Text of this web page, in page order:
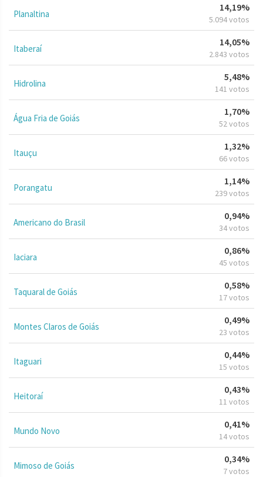
Planaltina
14,19%
5.094 votos
Itaberaí
14,05%
2.843 votos
Hidrolina
5,48%
141 votos
Água Fria de Goiás
1,70%
52 votos
Itauçu
1,32%
66 votos
Porangatu
1,14%
239 votos
Americano do Brasil
0,94%
34 votos
Iaciara
0,86%
45 votos
Taquaral de Goiás
0,58%
17 votos
Montes Claros de Goiás
0,49%
23 votos
Itaguari
0,44%
15 votos
Heitoraí
0,43%
11 votos
Mundo Novo
0,41%
14 votos
Mimoso de Goiás
0,34%
7 votos